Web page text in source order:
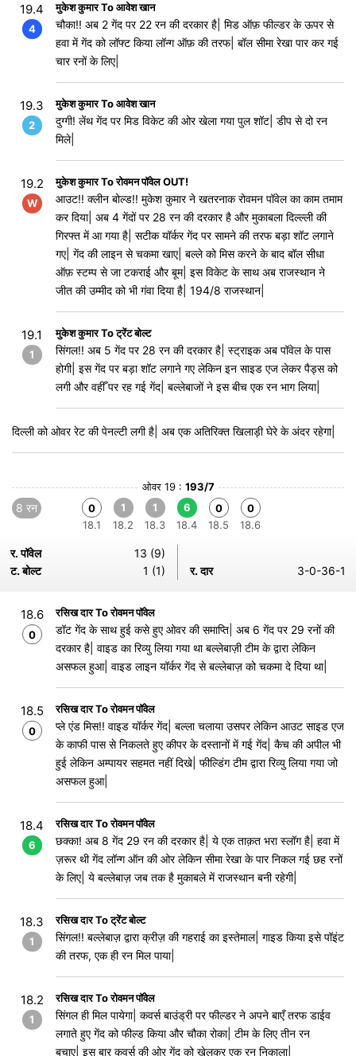
19.4
4
मुकेश कुमार To आवेश खान
चौका!! अब 2 गेंद पर 22 रन की दरकार है| मिड ऑफ़ फील्डर के ऊपर से
हवा में गेंद को लॉफ्ट किया लॉन्ग ऑफ़ की तरफ| बॉल सीमा रेखा पार कर गई
चार रनों के लिए|
19.3
2
मुकेश कुमार To आवेश खान
दुग्गी! लेंथ गेंद पर मिड विकेट की ओर खेला गया पुल शॉट| डीप से दो रन
मिले|
19.2
W
मुकेश कुमार To रोवमन पॉवेल OUT!
आउट!! क्लीन बोल्ड!! मुकेश कुमार ने खतरनाक रोवमन पॉवेल का काम तमाम
कर दिया| अब 4 गेंदों पर 28 रन की दरकार है और मुकाबला दिल्ल्ली की
गिरफ्त में आ गया है| सटीक यॉर्कर गेंद पर सामने की तरफ बड़ा शॉट लगाने
गए| गेंद की लाइन से चकमा खाए| बल्ले को मिस करने के बाद बॉल सीधा
ऑफ़ स्टम्प से जा टकराई और बूम| इस विकेट के साथ अब राजस्थान ने
जीत की उम्मीद को भी गंवा दिया है| 194/8 राजस्थान|
19.1
1
मुकेश कुमार To ट्रेंट बोल्ट
सिंगल!! अब 5 गेंद पर 28 रन की दरकार है| स्ट्राइक अब पॉवेल के पास
होगी| इस गेंद पर बड़ा शॉट लगाने गए लेकिन इन साइड एज लेकर पैड्स को
लगी और वहीँ पर रह गई गेंद| बल्लेबाजों ने इस बीच एक रन भाग लिया|
दिल्ली को ओवर रेट की पेनल्टी लगी है| अब एक अतिरिक्त खिलाड़ी घेरे के अंदर रहेगा|
ओवर 19 : 193/7
8 रन
0
18.1
1
18.2
1
18.3
6
18.4
0
18.5
0
18.6
र. पॉवेल
13 (9)
ट. बोल्ट
1 (1) र. दार 3-0-36-1
18.6
0
रसिख दार To रोवमन पॉवेल
डॉट गेंद के साथ हुई कसे हुए ओवर की समाप्ति| अब 6 गेंद पर 29 रनों की
दरकार है| वाइड का रिव्यु लिया गया था बल्लेबाज़ी टीम के द्वारा लेकिन
असफल हुआ| वाइड लाइन यॉर्कर गेंद से बल्लेबाज़ को चकमा दे दिया था|
18.5
0
रसिख दार To रोवमन पॉवेल
प्ले एंड मिस!! वाइड यॉर्कर गेंद| बल्ला चलाया उसपर लेकिन आउट साइड एज
के काफी पास से निकलते हुए कीपर के दस्तानों में गई गेंद| कैच की अपील भी
हुई लेकिन अम्पायर सहमत नहीं दिखे| फील्डिंग टीम द्वारा रिव्यु लिया गया जो
असफल हुआ|
18.4
6
रसिख दार To रोवमन पॉवेल
छक्का! अब 8 गेंद 29 रन की दरकार है| ये एक ताक़त भरा स्लॉग है| हवा में
ज़रूर थी गेंद लॉन्ग ऑन की ओर लेकिन सीमा रेखा के पार निकल गई छह रनों
के लिए| ये बल्लेबाज़ जब तक है मुकाबले में राजस्थान बनी रहेगी|
18.3
1
रसिख दार To ट्रेंट बोल्ट
सिंगल!! बल्लेबाज़ द्वारा क्रीज़ की गहराई का इस्तेमाल| गाइड किया इसे पॉइंट
की तरफ, एक ही रन मिल पाया|
18.2
1
रसिख दार To रोवमन पॉवेल
सिंगल ही मिल पायेगा| कवर्स बाउंड्री पर फील्डर ने अपने बाएँ तरफ डाईव
लगाते हुए गेंद को फील्ड किया और चौका रोका| टीम के लिए तीन रन
बचाए| इस बार कवर्स की ओर गेंद को खेलकर एक रन निकाला|